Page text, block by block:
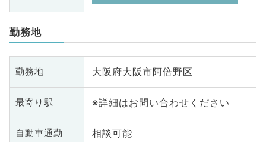
勤務地
勤務地 大阪府大阪市阿倍野区
最寄り駅 ※詳細はお問い合わせください
自動車通勤 相談可能